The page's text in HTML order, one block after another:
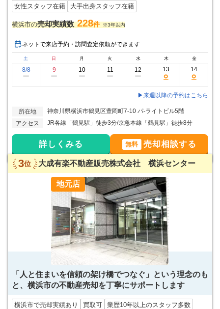
女性スタッフ在籍
大手出身スタッフ在籍
横浜市の売却実績数 228件 ※3年以内
ネットで来店予約・訪問査定依頼ができます
土 日 月 火 水 木 金
8/8
ー
9
ー
10
ー
11
ー
12
ー
13
○
14
○
▶来週以降の予約はこちら
所在地
神奈川県横浜市鶴見区豊岡町7-10 パ-ライトビル5階
アクセス
JR各線「鶴見駅」徒歩3分/京急本線「鶴見駅」徒歩8分
詳しくみる 無料 売却相談する
3位 大成有楽不動産販売株式会社 横浜センター
地元店
「人と住まいを信頼の架け橋でつなぐ」という理念のも
と、横浜市の不動産売却を丁寧にサポートします
横浜市で売却実績あり 買取可
業歴10年以上のスタッフ多数